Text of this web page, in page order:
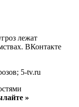
лежат
ВКонтакте
5-tv.ru
»